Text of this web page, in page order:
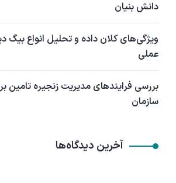
دانش بنیان
ویژگی‌های کلان داده و تحلیل انواع بیگ
عملی
بررسی فرایندهای مدیریت زنجیره تامین
سازمان
آخرین دیدگاه‌ها